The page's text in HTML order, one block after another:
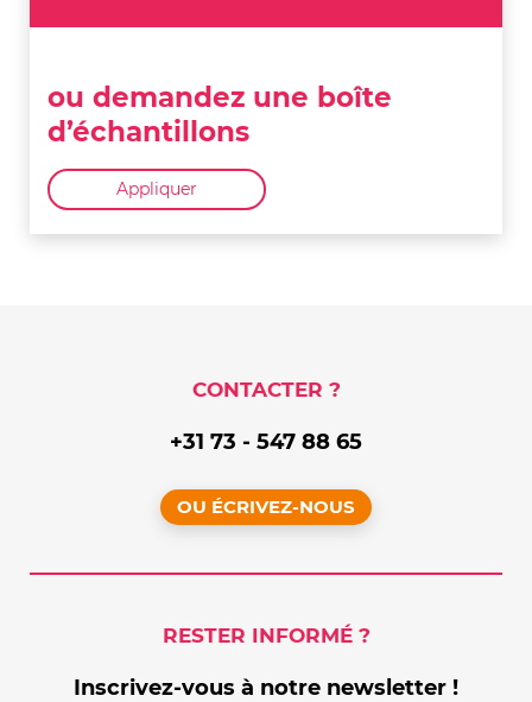
ou demandez une boîte
d’échantillons
Appliquer
CONTACTER ?
+31 73 - 547 88 65
OU ÉCRIVEZ-NOUS
RESTER INFORMÉ ?
Inscrivez-vous à notre newsletter !